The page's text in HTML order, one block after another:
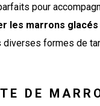
pour
les marrons glacés
formes de
DE